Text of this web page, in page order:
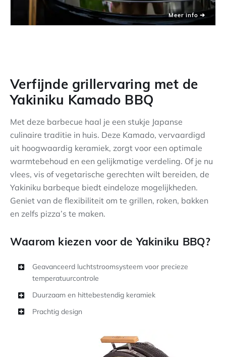
Verfijnde grillervaring met de
Yakiniku Kamado BBQ
Met deze barbecue haal je een stukje Japanse
culinaire traditie in huis. Deze Kamado, vervaardigd
uit hoogwaardig keramiek, zorgt voor een optimale
warmtebehoud en een gelijkmatige verdeling. Of je nu
vlees, vis of vegetarische gerechten wilt bereiden, de
Yakiniku barbeque biedt eindeloze mogelijkheden.
Geniet van de flexibiliteit om te grillen, roken, bakken
en zelfs pizza’s te maken.
Waarom kiezen voor de Yakiniku BBQ?
Geavanceerd luchtstroomsysteem voor precieze
temperatuurcontrole
Duurzaam en hittebestendig keramiek
Prachtig design